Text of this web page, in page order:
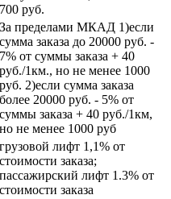
700 руб.
За пределами МКАД 1)если
сумма заказа до 20000 руб. -
7% от суммы заказа + 40
руб./1км., но не менее 1000
руб. 2)если сумма заказа
более 20000 руб. - 5% от
суммы заказа + 40 руб./1км,
но не менее 1000 руб
грузовой лифт 1,1% от
стоимости заказа;
пассажирский лифт 1.3% от
стоимости заказа